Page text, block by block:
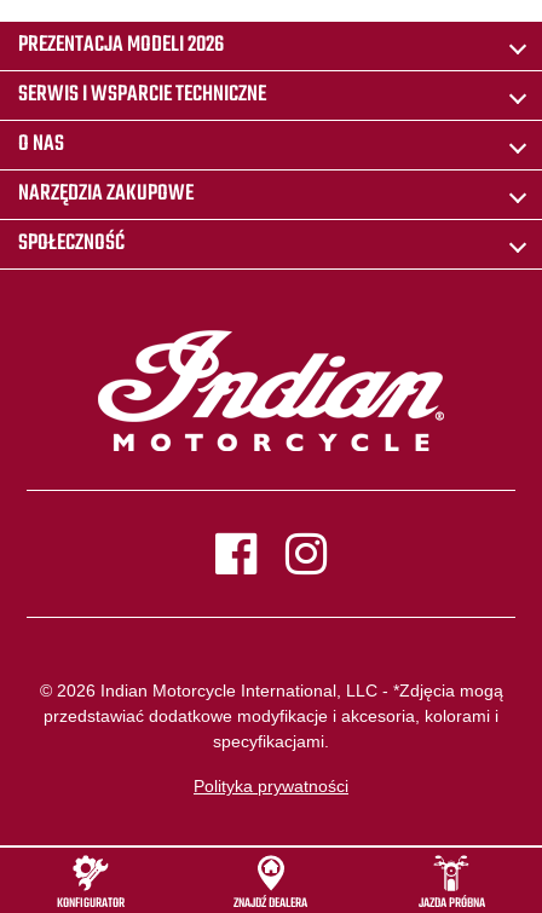
PREZENTACJA MODELI 2026
SERWIS I WSPARCIE TECHNICZNE
O NAS
NARZĘDZIA ZAKUPOWE
SPOŁECZNOŚĆ
© 2026 Indian Motorcycle International, LLC - *Zdjęcia mogą
przedstawiać dodatkowe modyfikacje i akcesoria, kolorami i
specyfikacjami.
Polityka prywatności
KONFIGURATOR ZNAJDŹ DEALERA JAZDA PRÓBNA